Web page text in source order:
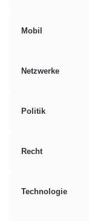
Mobil
Netzwerke
Politik
Recht
Technologie